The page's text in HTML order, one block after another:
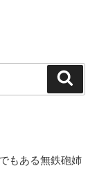
もある無鉄砲姉